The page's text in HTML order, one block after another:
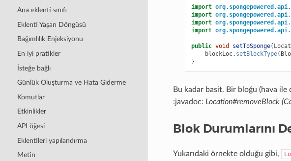
Ana eklenti sınıfı
Eklenti Yaşan Döngüsü
Bağımlılık Enjeksiyonu
En iyi pratikler
İsteğe bağlı
Günlük Oluşturma ve Hata Giderme
Komutlar
Etkinlikler
API öğesi
Eklentileri yapılandırma
Metin
import
import
import
import
public void setToSponge(
blockLoc. setBlockType(
}
Bu kadar basit. Bir bloğu (hava ile
:javadoc: Location#removeBlock
Blok Durumlarını
Yukarıdaki örnekte olduğu gibi,